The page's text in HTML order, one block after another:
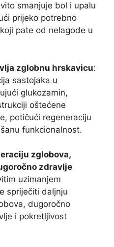
smanjuje bol i upalu
prijeko potrebno
pate od nelagode u
zglobnu hrskavicu:
sastojaka u
glukozamin,
oštećene
potičući regeneraciju
funkcionalnost.
zglobova,
zdravlje
uzimanjem
spriječiti daljnju
dugoročno
i pokretljivost